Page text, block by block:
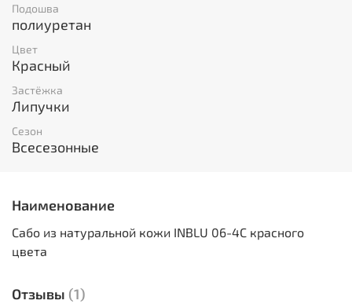
Подошва
полиуретан
Цвет
Красный
Застёжка
Липучки
Сезон
Всесезонные
Наименование
Сабо из натуральной кожи INBLU 06-4C красного
цвета
Отзывы (1)